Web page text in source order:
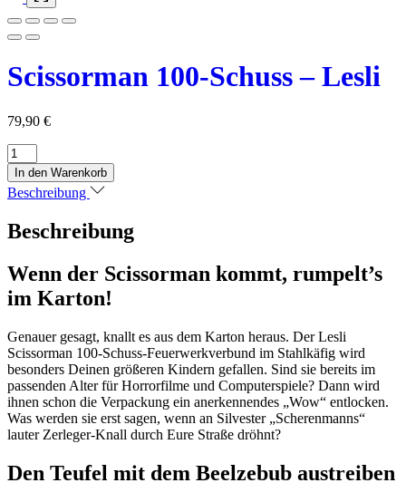
Scissorman 100-Schuss – Lesli
79,90 €
Scissorman
100-
Schuss
-
Menge
In den Warenkorb
Beschreibung
Beschreibung
Wenn der Scissorman kommt, rumpelt’s
im Karton!
Genauer gesagt, knallt es aus dem Karton heraus. Der Lesli
Scissorman 100-Schuss-Feuerwerkverbund im Stahlkäfig wird
besonders Deinen größeren Kindern gefallen. Sind sie bereits im
passenden Alter für Horrorfilme und Computerspiele? Dann wird
ihnen schon die Verpackung ein anerkennendes „Wow“ entlocken.
Was werden sie erst sagen, wenn an Silvester „Scherenmanns“
lauter Zerleger-Knall durch Eure Straße dröhnt?
Den Teufel mit dem Beelzebub austreiben